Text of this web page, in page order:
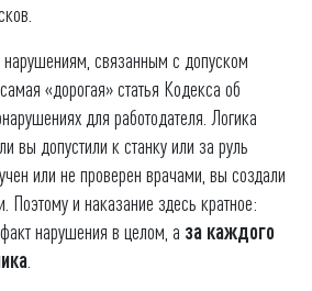
нарушениям, связанным с допуском
«дорогая» статья Кодекса об
для работодателя. Логика
вы допустили к станку или за руль
или не проверен врачами, вы создали
Поэтому и наказание здесь кратное:
нарушения в целом, а за каждого